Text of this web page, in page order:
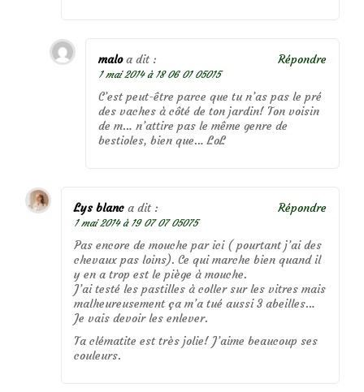
malo a dit :
1 mai 2014 à 18 06 01 05015
C’est peut-être parce que tu n’as pas le pré
des vaches à côté de ton jardin! Ton voisin
de m… n’attire pas le même genre de
bestioles, bien que… LoL
Répondre
Lys blanc a dit :
1 mai 2014 à 19 07 07 05075
Pas encore de mouche par ici ( pourtant j’ai des
chevaux pas loins). Ce qui marche bien quand il
y en a trop est le piège à mouche.
J’ai testé les pastilles à coller sur les vitres mais
malheureusement ça m’a tué aussi 3 abeilles…
Je vais devoir les enlever.
Ta clématite est très jolie! J’aime beaucoup ses
couleurs.
Répondre